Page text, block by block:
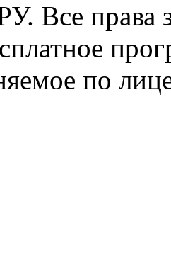
Все права
по